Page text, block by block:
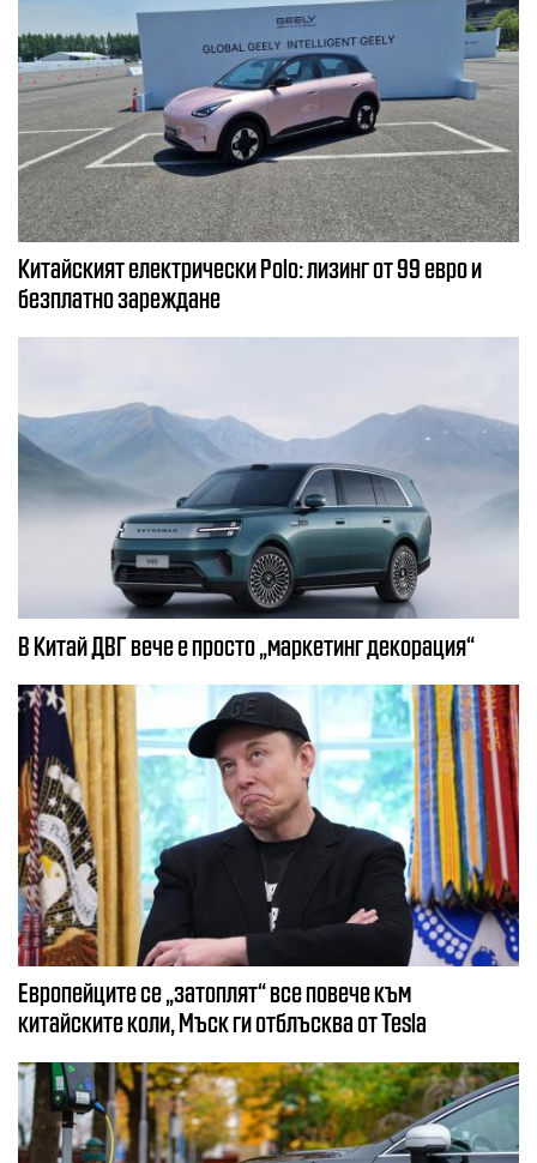
Китайският електрически Polo: лизинг от 99 евро и
безплатно зареждане
В Китай ДВГ вече е просто „маркетинг декорация“
Европейците се „затоплят“ все повече към
китайските коли, Мъск ги отблъсква от Tesla